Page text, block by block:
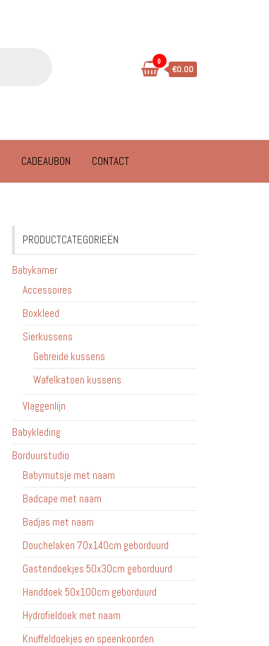
0
€0.00
CADEAUBON CONTACT
PRODUCTCATEGORIEËN
Babykamer
Accessoires
Boxkleed
Sierkussens
Gebreide kussens
Wafelkatoen kussens
Vlaggenlijn
Babykleding
Borduurstudio
Babymutsje met naam
Badcape met naam
Badjas met naam
Douchelaken 70x140cm geborduurd
Gastendoekjes 50x30cm geborduurd
Handdoek 50x100cm geborduurd
Hydrofieldoek met naam
Knuffeldoekjes en speenkoorden